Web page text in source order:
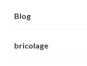
Blog
bricolage